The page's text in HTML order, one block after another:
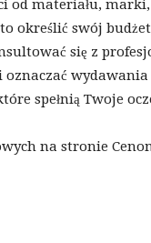
od materiału,
określić swój
się z
oznaczać
spełnią Twoje
na stronie